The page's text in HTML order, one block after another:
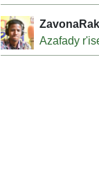
Azafady